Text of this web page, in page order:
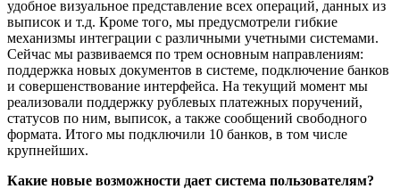
удобное визуальное представление всех операций, данных из
выписок и т.д. Кроме того, мы предусмотрели гибкие
механизмы интеграции с различными учетными системами.
Сейчас мы развиваемся по трем основным направлениям:
поддержка новых документов в системе, подключение банков
и совершенствование интерфейса. На текущий момент мы
реализовали поддержку рублевых платежных поручений,
статусов по ним, выписок, а также сообщений свободного
формата. Итого мы подключили 10 банков, в том числе
крупнейших.
Какие новые возможности дает система пользователям?